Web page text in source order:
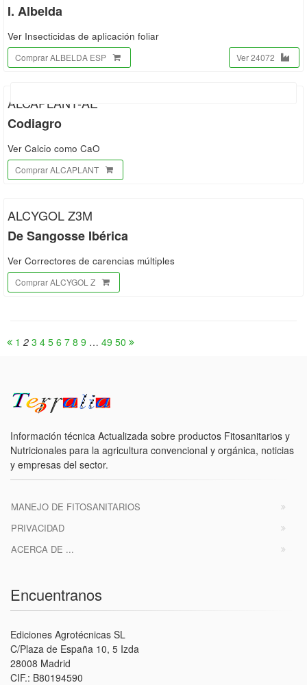
I. Albelda
Ver Insecticidas de aplicación foliar
Comprar ALBELDA ESP Ver 24072
ALCAPLANT-AE
Codiagro
Ver Calcio como CaO
Comprar ALCAPLANT
ALCYGOL Z3M
De Sangosse Ibérica
Ver Correctores de carencias múltiples
Comprar ALCYGOL Z
1 2 3 4 5 6 7 8 9 … 49 50
Información técnica Actualizada sobre productos Fitosanitarios y
Nutricionales para la agricultura convencional y orgánica, noticias
y empresas del sector.
MANEJO DE FITOSANITARIOS
PRIVACIDAD
ACERCA DE ...
Encuentranos
Ediciones Agrotécnicas SL
C/Plaza de España 10, 5 Izda
28008 Madrid
CIF.: B80194590